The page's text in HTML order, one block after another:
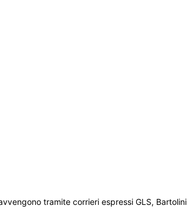
tramite corrieri espressi GLS,